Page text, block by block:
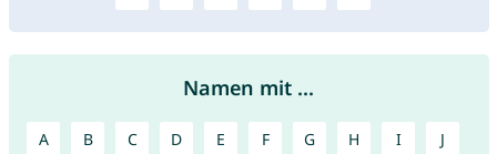
Namen mit ...
A B C D E F G H I J